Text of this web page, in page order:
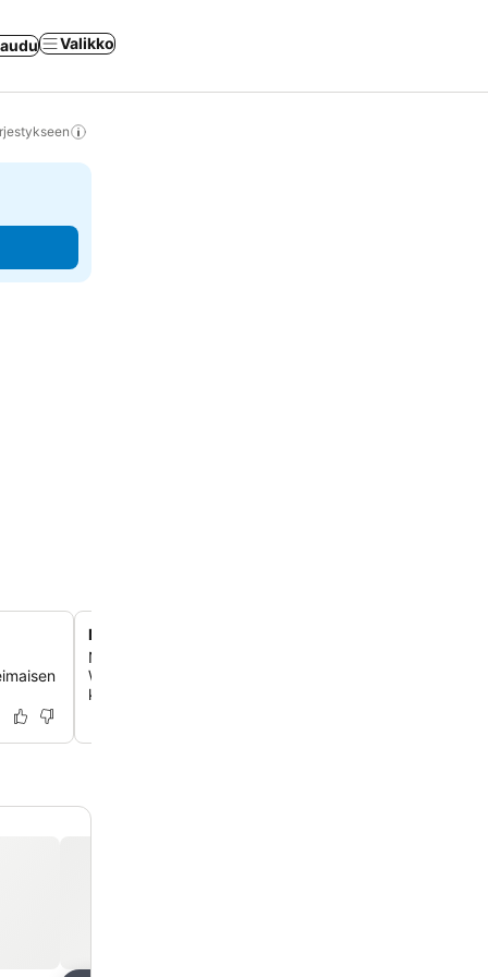
Valikko
Maailmanlaajuisesti inspiroitua fuusioruokaa
Nauti luovista annoksista ja tuoreista kauden raaka-
Woolf -ravintolassa, joka tarjoaa eloisan ja kutsuvan
kokemuksen.